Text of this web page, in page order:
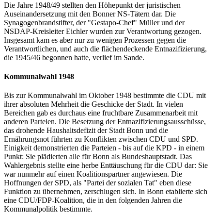
Die Jahre 1948/49 stellten den Höhepunkt der juristischen
Auseinandersetzung mit den Bonner NS-Tätern dar. Die
Synagogenbrandstifter, der "Gestapo-Chef" Müller und der
NSDAP-Kreisleiter Eichler wurden zur Verantwortung gezogen.
Insgesamt kam es aber nur zu wenigen Prozessen gegen die
Verantwortlichen, und auch die flächendeckende Entnazifizierung,
die 1945/46 begonnen hatte, verlief im Sande.
Kommunalwahl 1948
Bis zur Kommunalwahl im Oktober 1948 bestimmte die CDU mit
ihrer absoluten Mehrheit die Geschicke der Stadt. In vielen
Bereichen gab es durchaus eine fruchtbare Zusammenarbeit mit
anderen Parteien. Die Besetzung der Entnazifizierungsausschüsse,
das drohende Haushaltsdefizit der Stadt Bonn und die
Ernährungsnot führten zu Konflikten zwischen CDU und SPD.
Einigkeit demonstrierten die Parteien - bis auf die KPD - in einem
Punkt: Sie plädierten alle für Bonn als Bundeshauptstadt. Das
Wahlergebnis stellte eine herbe Enttäuschung für die CDU dar: Sie
war nunmehr auf einen Koalitionspartner angewiesen. Die
Hoffnungen der SPD, als "Partei der sozialen Tat" eben diese
Funktion zu übernehmen, zerschlugen sich. In Bonn etablierte sich
eine CDU/FDP-Koalition, die in den folgenden Jahren die
Kommunalpolitik bestimmte.